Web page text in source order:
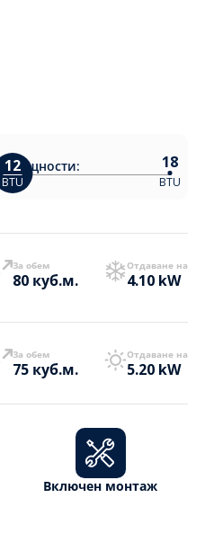
мощности:
12
BTU
18
BTU
За обем
80 куб.м.
Отдаване на
4.10 kW
За обем
75 куб.м.
Отдаване на
5.20 kW
Включен монтаж